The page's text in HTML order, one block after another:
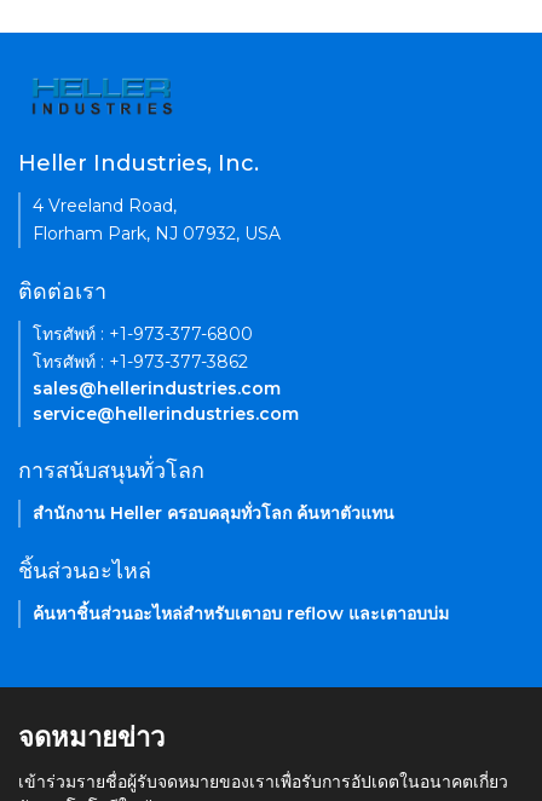
Heller Industries, Inc.
4 Vreeland Road,
Florham Park, NJ 07932, USA
ติดต่อเรา
โทรศัพท์ : +1-973-377-6800
โทรศัพท์ : +1-973-377-3862
sales@hellerindustries.com
service@hellerindustries.com
การสนับสนุนทั่วโลก
สำนักงาน Heller ครอบคลุมทั่วโลก ค้นหาตัวแทน
ชิ้นส่วนอะไหล่
ค้นหาชิ้นส่วนอะไหล่สำหรับเตาอบ reflow และเตาอบบ่ม
จดหมายข่าว
เข้าร่วมรายชื่อผู้รับจดหมายของเราเพื่อรับการอัปเดตในอนาคตเกี่ยว